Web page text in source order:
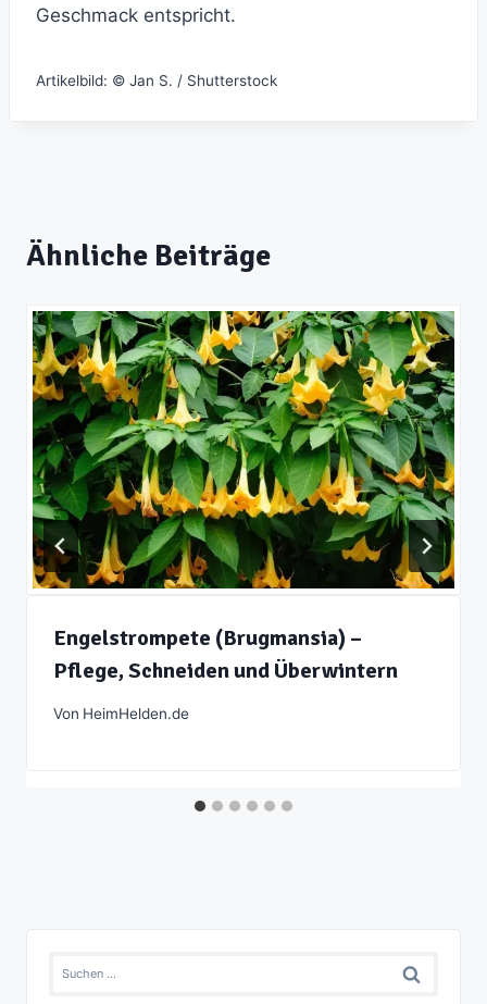
Geschmack entspricht.
Artikelbild: © Jan S. / Shutterstock
Ähnliche Beiträge
Engelstrompete (Brugmansia) –
Pflege, Schneiden und Überwintern
Von HeimHelden.de
Suchen